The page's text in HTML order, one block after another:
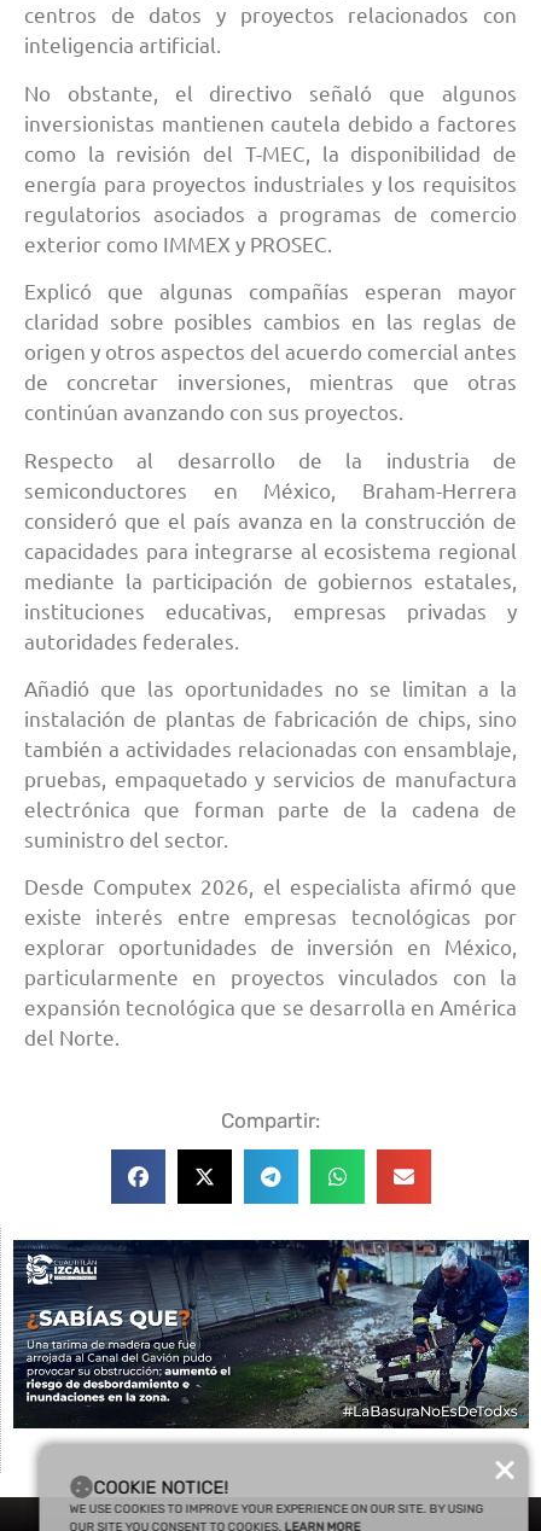
centros de datos y proyectos relacionados con
inteligencia artificial.
No obstante, el directivo señaló que algunos
inversionistas mantienen cautela debido a factores
como la revisión del T-MEC, la disponibilidad de
energía para proyectos industriales y los requisitos
regulatorios asociados a programas de comercio
exterior como IMMEX y PROSEC.
Explicó que algunas compañías esperan mayor
claridad sobre posibles cambios en las reglas de
origen y otros aspectos del acuerdo comercial antes
de concretar inversiones, mientras que otras
continúan avanzando con sus proyectos.
Respecto al desarrollo de la industria de
semiconductores en México, Braham-Herrera
consideró que el país avanza en la construcción de
capacidades para integrarse al ecosistema regional
mediante la participación de gobiernos estatales,
instituciones educativas, empresas privadas y
autoridades federales.
Añadió que las oportunidades no se limitan a la
instalación de plantas de fabricación de chips, sino
también a actividades relacionadas con ensamblaje,
pruebas, empaquetado y servicios de manufactura
electrónica que forman parte de la cadena de
suministro del sector.
Desde Computex 2026, el especialista afirmó que
existe interés entre empresas tecnológicas por
explorar oportunidades de inversión en México,
particularmente en proyectos vinculados con la
expansión tecnológica que se desarrolla en América
del Norte.
Compartir:
COOKIE NOTICE!
WE USE COOKIES TO IMPROVE YOUR EXPERIENCE ON OUR SITE. BY USING
OUR SITE YOU CONSENT TO COOKIES. LEARN MORE